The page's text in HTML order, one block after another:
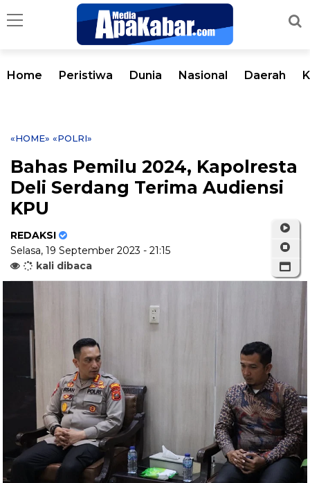
Home Peristiwa Dunia Nasional Daerah
«HOME» «POLRI»
Bahas Pemilu 2024, Kapolresta
Deli Serdang Terima Audiensi
KPU
REDAKSI
Selasa, 19 September 2023 - 21:15
kali dibaca